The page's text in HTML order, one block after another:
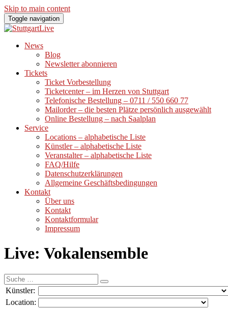
Skip to main content
Toggle navigation
News
Blog
Newsletter abonnieren
Tickets
Ticket Vorbestellung
Ticketcenter – im Herzen von Stuttgart
Telefonische Bestellung – 0711 / 550 660 77
Mailorder – die besten Plätze persönlich ausgewählt
Online Bestellung – nach Saalplan
Service
Locations – alphabetische Liste
Künstler – alphabetische Liste
Veranstalter – alphabetische Liste
FAQ/Hilfe
Datenschutzerklärungen
Allgemeine Geschäftsbedingungen
Kontakt
Über uns
Kontakt
Kontaktformular
Impressum
Live: Vokalensemble
Suche
nach:
Künstler:
Location: